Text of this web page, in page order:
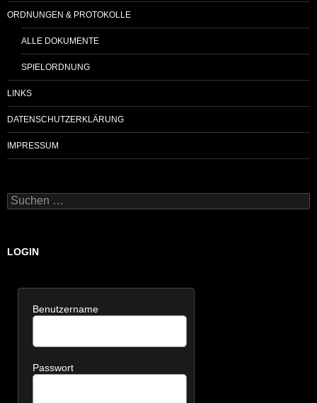
ORDNUNGEN & PROTOKOLLE
ALLE DOKUMENTE
SPIELORDNUNG
LINKS
DATENSCHUTZERKLÄRUNG
IMPRESSUM
Suchen
nach:
LOGIN
Benutzername
Passwort